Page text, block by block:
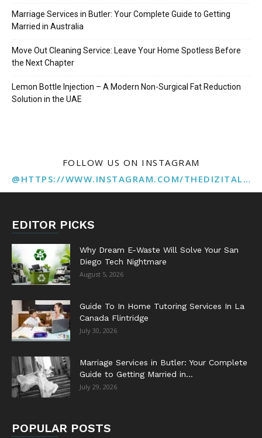
Marriage Services in Butler: Your Complete Guide to Getting
Married in Australia
Move Out Cleaning Service: Leave Your Home Spotless Before
the Next Chapter
Lemon Bottle Injection – A Modern Non-Surgical Fat Reduction
Solution in the UAE
FOLLOW US ON INSTAGRAM
@HTTPS://WWW.INSTAGRAM.COM/THEDIZITALMARKETINGAGENCY
EDITOR PICKS
Why Dream E-Waste Will Solve Your San
Diego Tech Nightmare
August 5, 2026
Guide To In Home Tutoring Services In La
Canada Flintridge
July 30, 2026
Marriage Services in Butler: Your Complete
Guide to Getting Married in...
July 29, 2026
POPULAR POSTS